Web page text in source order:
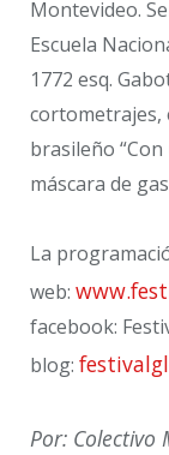
Montevideo.
Escuela
1772 esq.
cortometrajes,
brasileño
máscara de
La
web:
facebook:
blog:
Por: Colectivo